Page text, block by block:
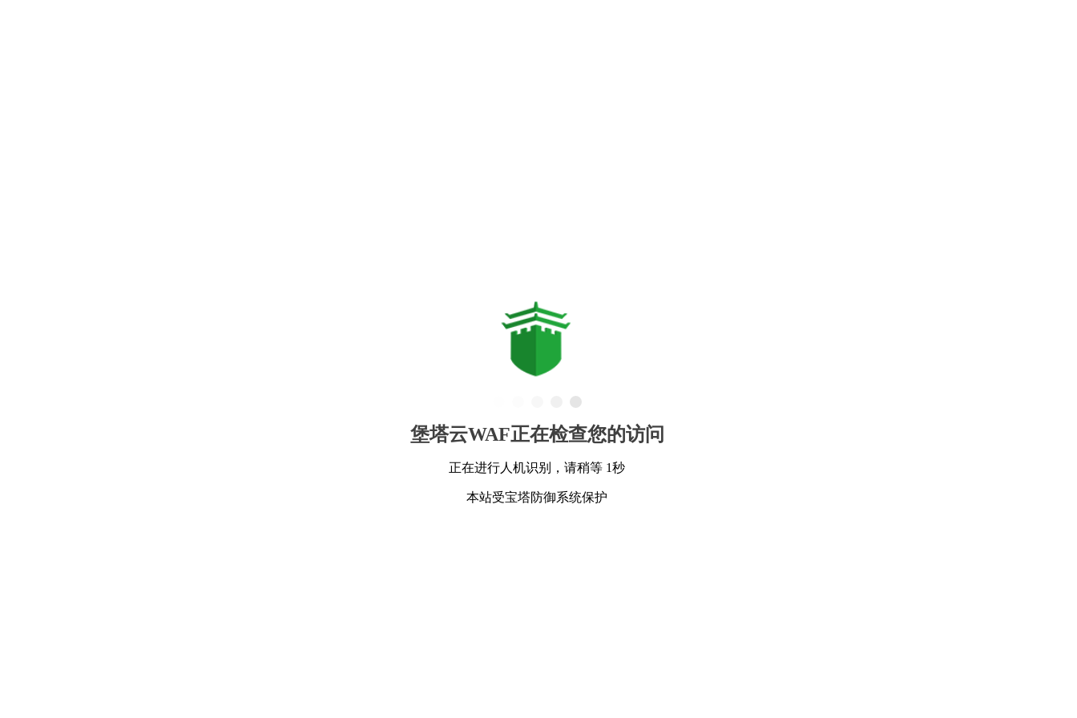
堡塔云WAF正在检查您的访问
正在进行人机识别，请稍等 1秒
本站受宝塔防御系统保护